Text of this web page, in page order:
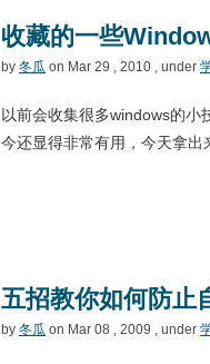
收藏的一些
by 冬瓜 on Mar 29 , 2010 , under
以前会收集很多windows的小
今还显得非常有用，今天拿出
五招教你如何防止
by 冬瓜 on Mar 08 , 2009 , under